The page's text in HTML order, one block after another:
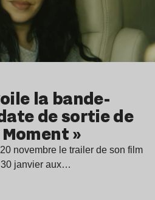
la bande-
de sortie de
»
novembre le trailer de son film
30 janvier aux…